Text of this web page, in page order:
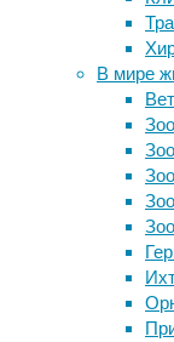
В мире
Ученые
губаны
тест
рака